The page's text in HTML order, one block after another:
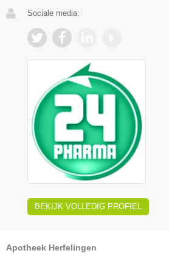
Sociale media:
BEKIJK VOLLEDIG PROFIEL
Apotheek Herfelingen